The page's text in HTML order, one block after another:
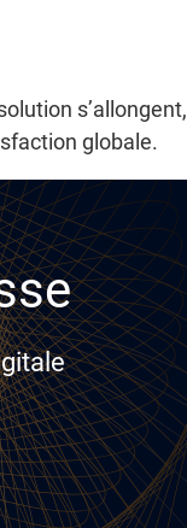
s’allongent,
globale.